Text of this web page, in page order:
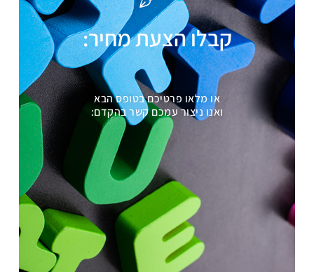
קבלו הצעת מחיר:
או מלאו פרטיכם בטופס הבא
ואנו ניצור עמכם קשר בהקדם: